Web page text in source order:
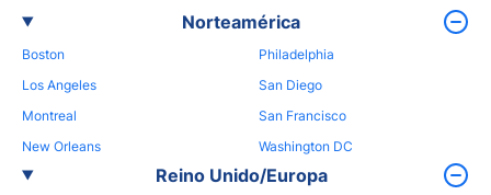
Norteamérica
Boston
Los Angeles
Montreal
New Orleans
Philadelphia
San Diego
San Francisco
Washington DC
Reino Unido/Europa